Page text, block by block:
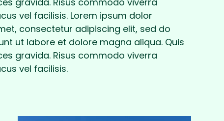
vel facilisis. Lorem ipsum dolor
consectetur adipiscing elit, sed do
ut labore et dolore magna aliqua. Quis
gravida. Risus commodo viverra
vel facilisis.